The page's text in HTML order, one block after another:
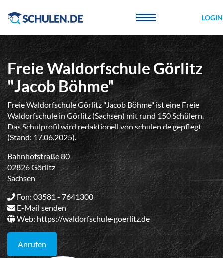
LOGIN
Freie Waldorfschule Görlitz
"Jacob Böhme"
Freie Waldorfschule Görlitz "Jacob Böhme" ist eine Freie
Waldorfschule in Görlitz (Sachsen) mit rund 150 Schülern.
Das Schulprofil wird redaktionell von schulen.de gepflegt
(Stand: 17.06.2025).
Bahnhofstraße 80
02826 Görlitz
Sachsen
Fon: 03581 - 7641300
E-Mail senden
Web: https://waldorfschule-goerlitz.de
Anrufen